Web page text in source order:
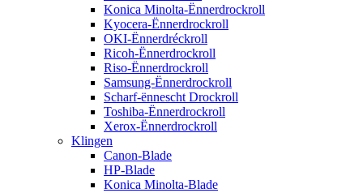
Konica Minolta-Ënnerdrockroll
Kyocera-Ënnerdrockroll
OKI-Ënnerdréckroll
Ricoh-Ënnerdrockroll
Riso-Ënnerdrockroll
Samsung-Ënnerdrockroll
Scharf-ënnescht Drockroll
Toshiba-Ënnerdrockroll
Xerox-Ënnerdrockroll
Klingen
Canon-Blade
HP-Blade
Konica Minolta-Blade